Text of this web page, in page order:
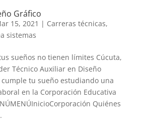
Gráfico
15, 2021 | Carreras técnicas,
sistemas
sueños no tienen límites Cúcuta,
Técnico Auxiliar en Diseño
cumple tu sueño estudiando una
en la Corporación Educativa
Quiénes